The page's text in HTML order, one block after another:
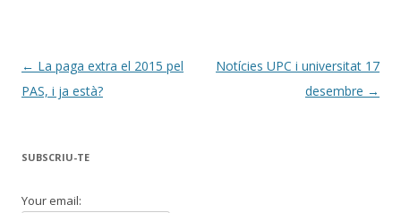
Navegació
per
← La paga extra el 2015 pel
PAS, i ja està?
Notícies UPC i universitat 17
desembre →
SUBSCRIU-TE
Your email: